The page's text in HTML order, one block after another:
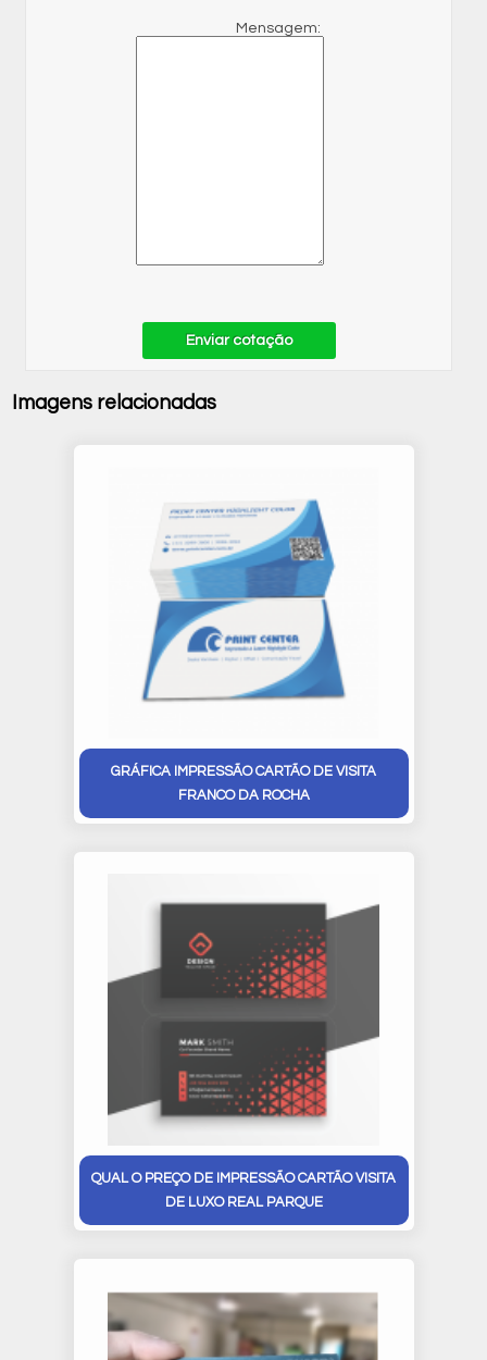
Mensagem:
Enviar cotação
Imagens relacionadas
GRÁFICA IMPRESSÃO CARTÃO DE VISITA
FRANCO DA ROCHA
QUAL O PREÇO DE IMPRESSÃO CARTÃO VISITA
DE LUXO REAL PARQUE